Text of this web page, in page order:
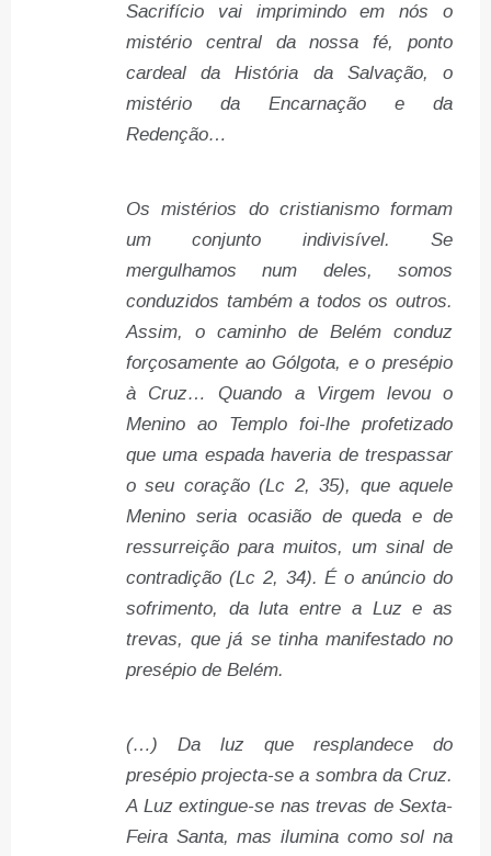
Sacrifício vai imprimindo em nós o
mistério central da nossa fé, ponto
cardeal da História da Salvação, o
mistério da Encarnação e da
Redenção…
Os mistérios do cristianismo formam
um conjunto indivisível. Se
mergulhamos num deles, somos
conduzidos também a todos os outros.
Assim, o caminho de Belém conduz
forçosamente ao Gólgota, e o presépio
à Cruz… Quando a Virgem levou o
Menino ao Templo foi-lhe profetizado
que uma espada haveria de trespassar
o seu coração (Lc 2, 35), que aquele
Menino seria ocasião de queda e de
ressurreição para muitos, um sinal de
contradição (Lc 2, 34). É o anúncio do
sofrimento, da luta entre a Luz e as
trevas, que já se tinha manifestado no
presépio de Belém.
(…) Da luz que resplandece do
presépio projecta-se a sombra da Cruz.
A Luz extingue-se nas trevas de Sexta-
Feira Santa, mas ilumina como sol na